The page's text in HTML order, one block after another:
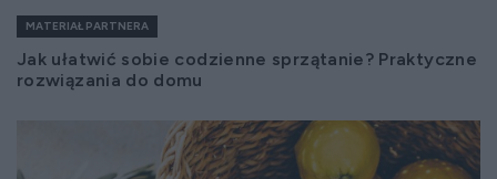
MATERIAŁ PARTNERA
Jak ułatwić sobie codzienne sprzątanie? Praktyczne
rozwiązania do domu